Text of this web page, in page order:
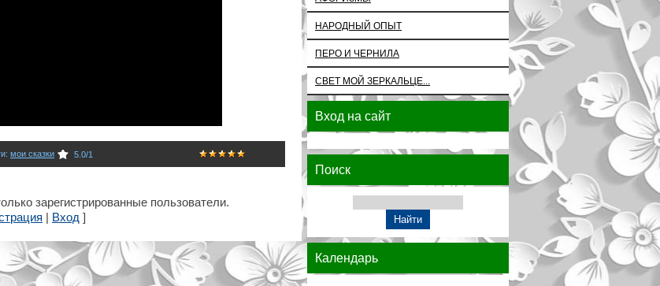
: мои сказки 5.0/1
зарегистрированные пользователи.
Вход ]
НАРОДНЫЙ ОПЫТ
ПЕРО И ЧЕРНИЛА
СВЕТ МОЙ ЗЕРКАЛЬЦЕ...
Вход на сайт
Поиск
Календарь